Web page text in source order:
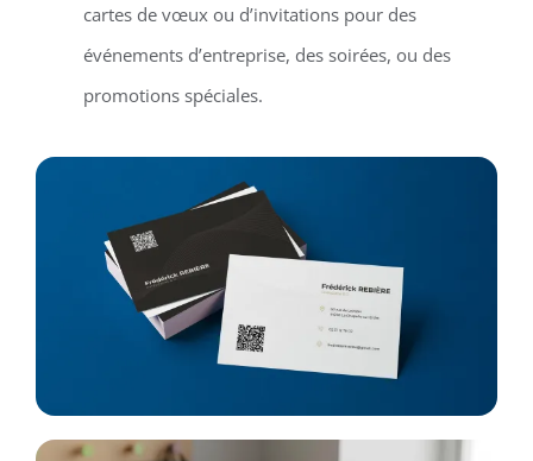
cartes de vœux ou d’invitations pour des
événements d’entreprise, des soirées, ou des
promotions spéciales.